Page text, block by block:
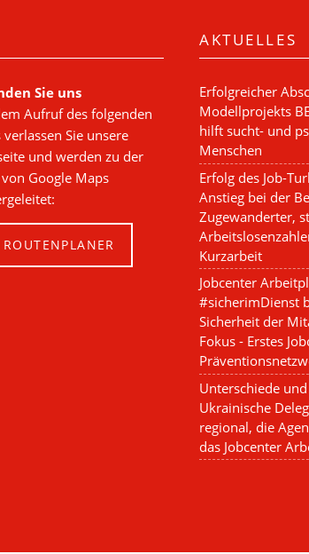
Sie uns
Aufruf des folgenden
verlassen Sie unsere
und werden zu der
Google Maps
ROUTENPLANER
AKTUELLES
Erfolgreicher
Modellprojekts
hilft sucht- und
Menschen
Erfolg des Job-
Anstieg bei der
Zugewanderter,
Kurzarbeit
Jobcenter
#sicherimDienst
Sicherheit der
Fokus - Erstes
Unterschiede
Ukrainische
regional, die
das Jobcenter